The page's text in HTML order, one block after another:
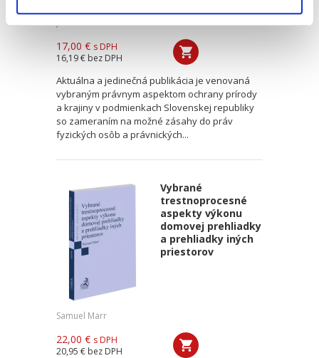
Jana Šmelková
17,00 € s DPH
16,19 € bez DPH
Aktuálna a jedinečná publikácia je venovaná
vybraným právnym aspektom ochrany prírody
a krajiny v podmienkach Slovenskej republiky
so zameraním na možné zásahy do práv
fyzických osôb a právnických...
Vybrané
trestnoprocesné
aspekty výkonu
domovej prehliadky
a prehliadky iných
priestorov
Samuel Marr
22,00 € s DPH
20,95 € bez DPH